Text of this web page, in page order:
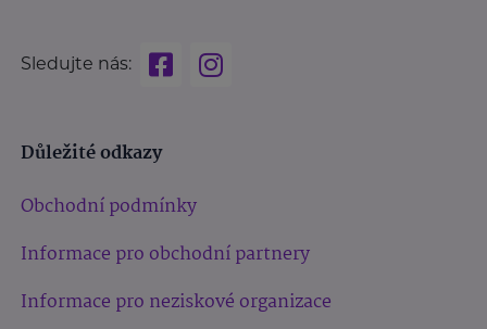
Sledujte nás:
Důležité odkazy
Obchodní podmínky
Informace pro obchodní partnery
Informace pro neziskové organizace